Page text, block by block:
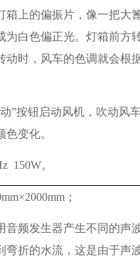
箱上的偏振片，像一把大
为白色偏正光。灯箱前方
动时，风车的色调就会根
”按钮启动风机，吹动风
变化。
150W。
×2000mm ；
音频发生器产生不同的声
弯折的水流，这是由于声